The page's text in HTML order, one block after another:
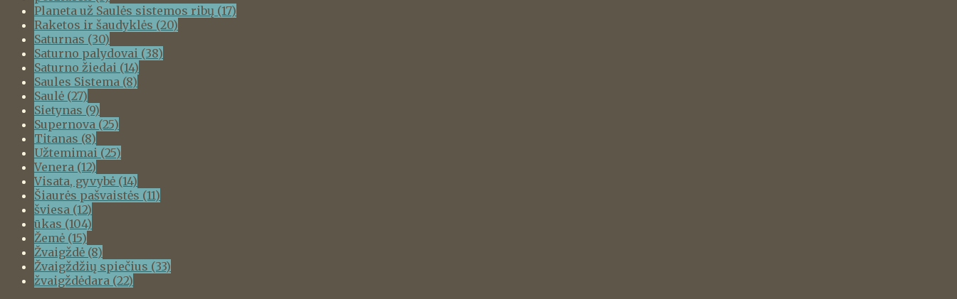
Planeta už Saulės sistemos ribų (17)
Raketos ir šaudyklės (20)
Saturnas (30)
Saturno palydovai (38)
Saturno žiedai (14)
Saules Sistema (8)
Saulė (27)
Sietynas (9)
Supernova (25)
Titanas (8)
Užtemimai (25)
Venera (12)
Visata, gyvybė (14)
Šiaurės pašvaistės (11)
šviesa (12)
ūkas (104)
Žemė (15)
Žvaigždė (8)
Žvaigždžių spiečius (33)
žvaigždėdara (22)